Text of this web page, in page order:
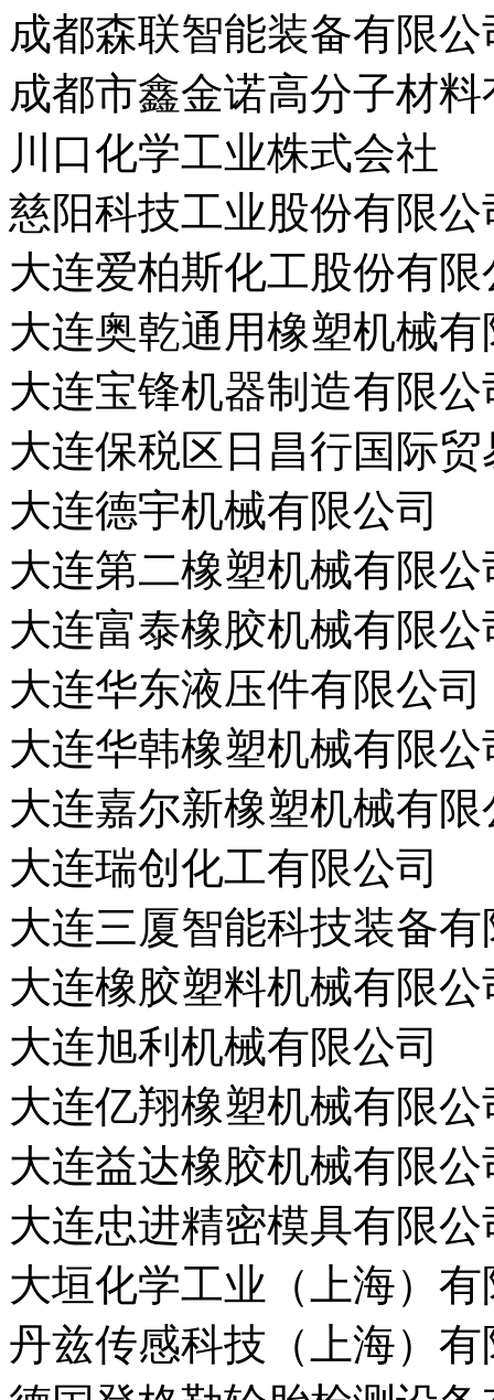
成都森联智能装备有限公
成都市鑫金诺高分子材
川口化学工业株式会社
慈阳科技工业股份有限公
大连爱柏斯化工股份有限
大连奥乾通用橡塑机械有
大连宝锋机器制造有限公
大连保税区日昌行国际
大连德宇机械有限公司
大连第二橡塑机械有限公
大连富泰橡胶机械有限公
大连华东液压件有限公司
大连华韩橡塑机械有限公
大连嘉尔新橡塑机械有限
大连瑞创化工有限公司
大连三厦智能科技装备有
大连橡胶塑料机械有限公
大连旭利机械有限公司
大连亿翔橡塑机械有限公
大连益达橡胶机械有限公
大连忠进精密模具有限公
大垣化学工业（上海）有
丹兹传感科技（上海）有